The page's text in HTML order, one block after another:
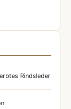
Rindsleder